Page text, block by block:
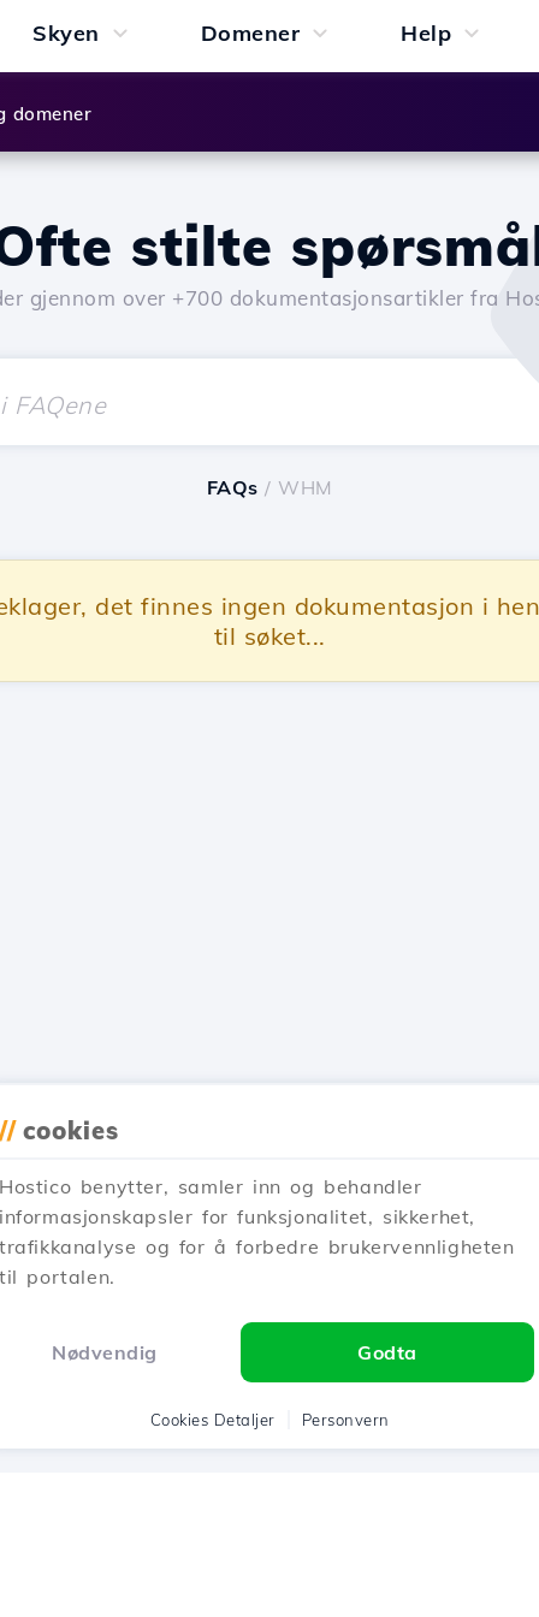
Skyen Domener Help
domener
stilte
gjennom over +700 dokumentasjonsartikler fra
FAQs / WHM
det finnes ingen dokumentasjon i
til søket...
// cookies
Hostico benytter, samler inn og behandler
informasjonskapsler for funksjonalitet, sikkerhet,
trafikkanalyse og for å forbedre brukervennligheten
til portalen.
Nødvendig Godta
Cookies Detaljer Personvern